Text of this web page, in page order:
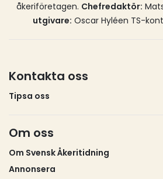
åkeriföretagen. Chefredaktör:
utgivare: Oscar Hyléen TS-
Kontakta oss
Tipsa oss
Om oss
Om Svensk Åkeritidning
Annonsera